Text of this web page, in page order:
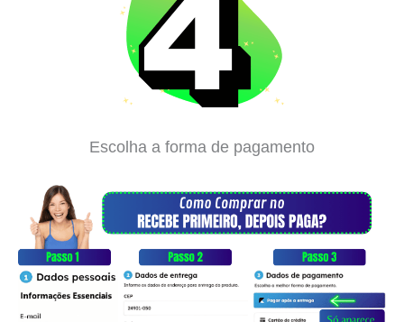
Escolha a forma de pagamento